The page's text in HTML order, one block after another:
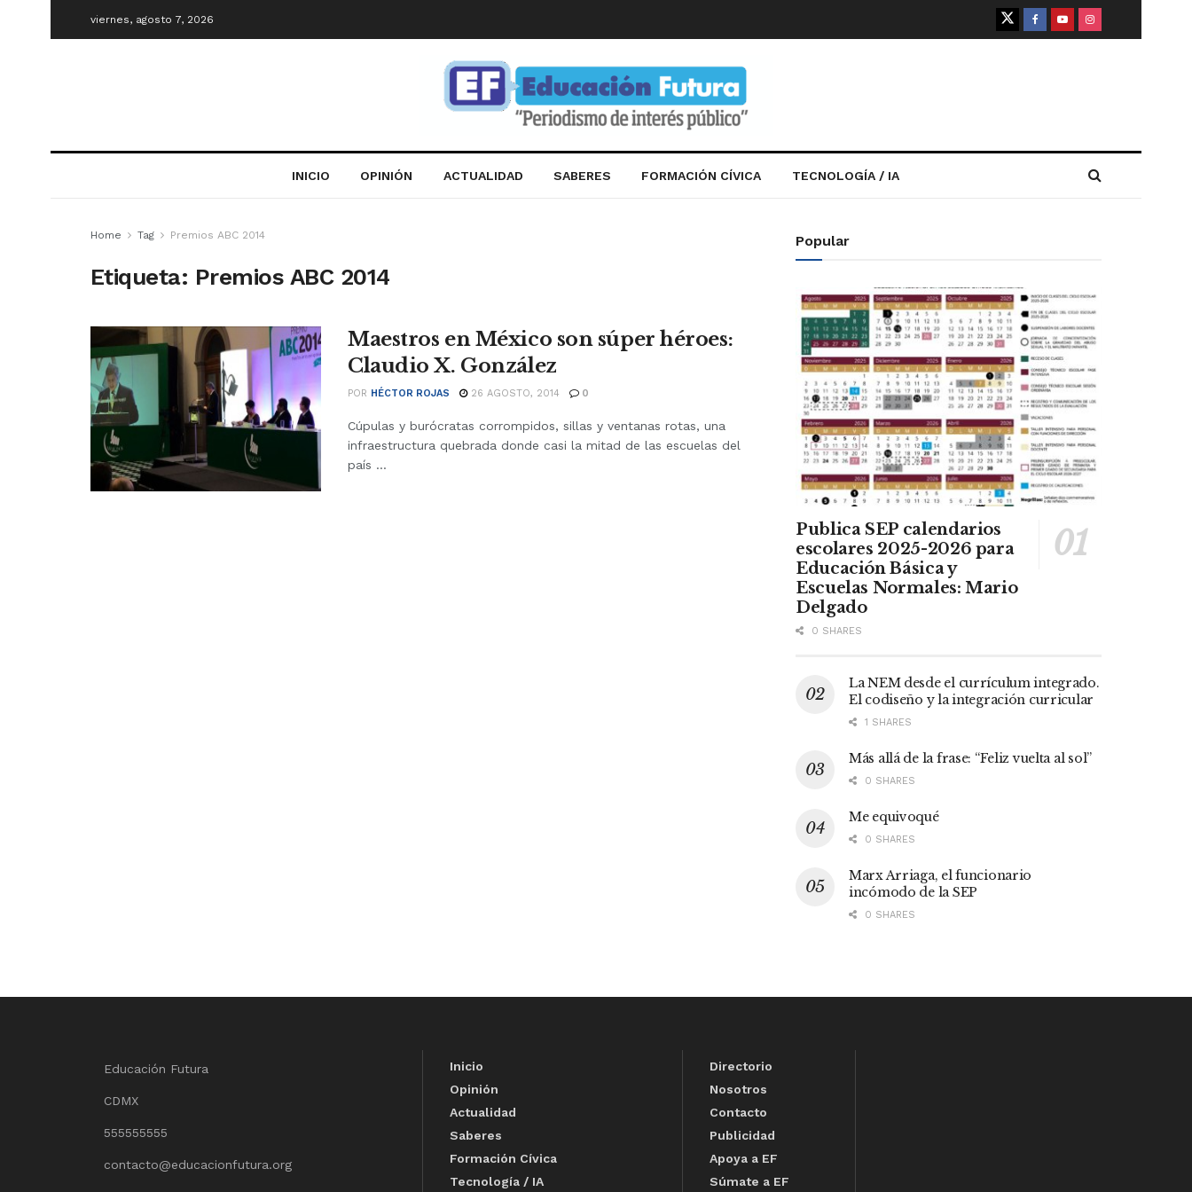
viernes, agosto 7, 2026
INICIO OPINIÓN ACTUALIDAD SABERES FORMACIÓN CÍVICA TECNOLOGÍA / IA
Home Tag Premios ABC 2014
Etiqueta: Premios ABC 2014
Maestros en México son súper héroes:
Claudio X. González
POR HÉCTOR ROJAS 26 AGOSTO, 2014 0
Cúpulas y burócratas corrompidos, sillas y ventanas rotas, una
infraestructura quebrada donde casi la mitad de las escuelas del
país ...
Popular
Publica SEP calendarios
escolares 2025-2026 para
Educación Básica y
Escuelas Normales: Mario
Delgado
0 SHARES
La NEM desde el currículum integrado.
El codiseño y la integración curricular
1 SHARES
Más allá de la frase: “Feliz vuelta al sol”
0 SHARES
Me equivoqué
0 SHARES
Marx Arriaga, el funcionario
incómodo de la SEP
0 SHARES
Educación Futura
CDMX
555555555
contacto@educacionfutura.org
Inicio
Opinión
Actualidad
Saberes
Formación Cívica
Tecnología / IA
Directorio
Nosotros
Contacto
Publicidad
Apoya a EF
Súmate a EF